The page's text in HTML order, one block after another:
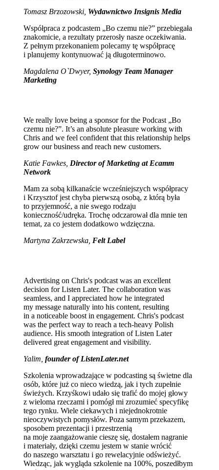
Tomasz Brzozowski, Wydawnictwo Insignis Media
Współpraca z podcastem „Bo czemu nie?” przebiegała
znakomicie, a rezultaty przerosły nasze oczekiwania.
Z pełnym przekonaniem polecamy tę współpracę
i planujemy kontynuować ją długoterminowo.
Magdalena O`Dwyer, Synology Team Manager
Marketing
We really love being a sponsor for the Podcast „Bo
czemu nie?”. It’s an absolute pleasure working with
Chris and we feel confident that this relationship helps
grow our business and reach new customers.
Katie Fawkes, Director of Marketing at Ecamm
Network
Mam za sobą kilkanaście wcześniejszych współpracy
i Krzysztof jest chyba pierwszą osobą, z którą była
to przyjemność, a nie swego rodzaju
konieczność/udręka. Trochę odczarował dla mnie ten
temat, za co jestem dodatkowo wdzięczna.
Martyna Zakrzewska, Felt Label
Advertising on Chris's podcast was an excellent
decision for Listen Later. The collaboration was
seamless, and I appreciated how he integrated
my message naturally into his content, resulting
in a noticeable boost in engagement. Chris's podcast
was the perfect way to reach a tech-heavy Polish
audience. His smooth integration of Listen Later
delivered great engagement and visibility.
Yalim, founder of ListenLater.net
Szkolenia wprowadzające w podcasting są świetne dla
osób, które już co nieco wiedzą, jak i tych zupełnie
świeżych. Krzyśkowi udało się trafić do mojej głowy
z wieloma rzeczami i pomógł mi zrozumieć specyfikę
tego rynku. Wiele ciekawych i niejednokrotnie
nieoczywistych pomysłów. Poza samym przekazem,
sposobem prezentacji i przestrzenią
na moje zaangażowanie cieszę się, dostałem nagranie
i materiały, dzięki czemu jestem w stanie wrócić
do naszego warsztatu i go rewelacyjnie odświeżyć.
Wiedząc, jak wygląda szkolenie na 100%, poszedłbym